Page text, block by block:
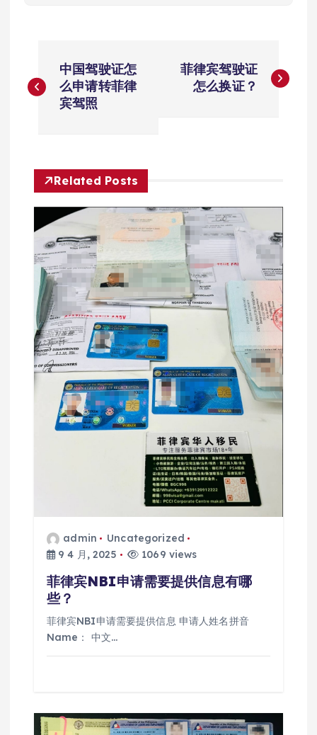
章
航
中国驾驶证怎
么申请转菲律
宾驾照
菲律宾驾驶证
怎么换证？
Related Posts
admin
Uncategorized
9 4 月, 2025
1069 views
菲律宾NBI申请需要提供信息有哪
些？
菲律宾NBI申请需要提供信息 申请人姓名拼音
Name： 中文…